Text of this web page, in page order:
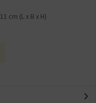
11 cm (L x B x H)